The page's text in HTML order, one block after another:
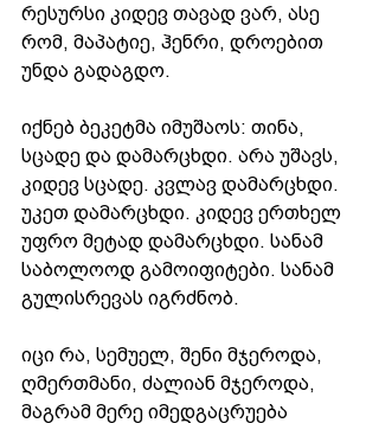
რესურსი კიდევ თავად ვარ, ასე
რომ, მაპატიე, ჰენრი, დროებით
უნდა გადაგდო.
იქნებ ბეკეტმა იმუშაოს: თინა,
სცადე და დამარცხდი. არა უშავს,
კიდევ სცადე. კვლავ დამარცხდი.
უკეთ დამარცხდი. კიდევ ერთხელ
უფრო მეტად დამარცხდი. სანამ
საბოლოოდ გამოიფიტები. სანამ
გულისრევას იგრძნობ.
იცი რა, სემუელ, შენი მჯეროდა,
ღმერთმანი, ძალიან მჯეროდა,
მაგრამ მერე იმედგაცრუება